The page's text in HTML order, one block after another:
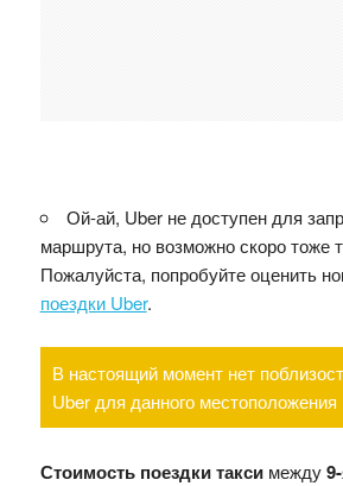
Ой-ай, Uber не доступен для
маршрута, но возможно скоро тоже
Пожалуйста, попробуйте оценить
поездки Uber.
В настоящий момент нет
Uber для данного местоположения
Стоимость поездки таксимежду